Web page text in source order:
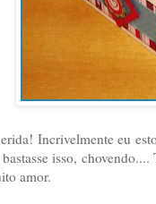
Incrivelmente eu
isso,
amor.